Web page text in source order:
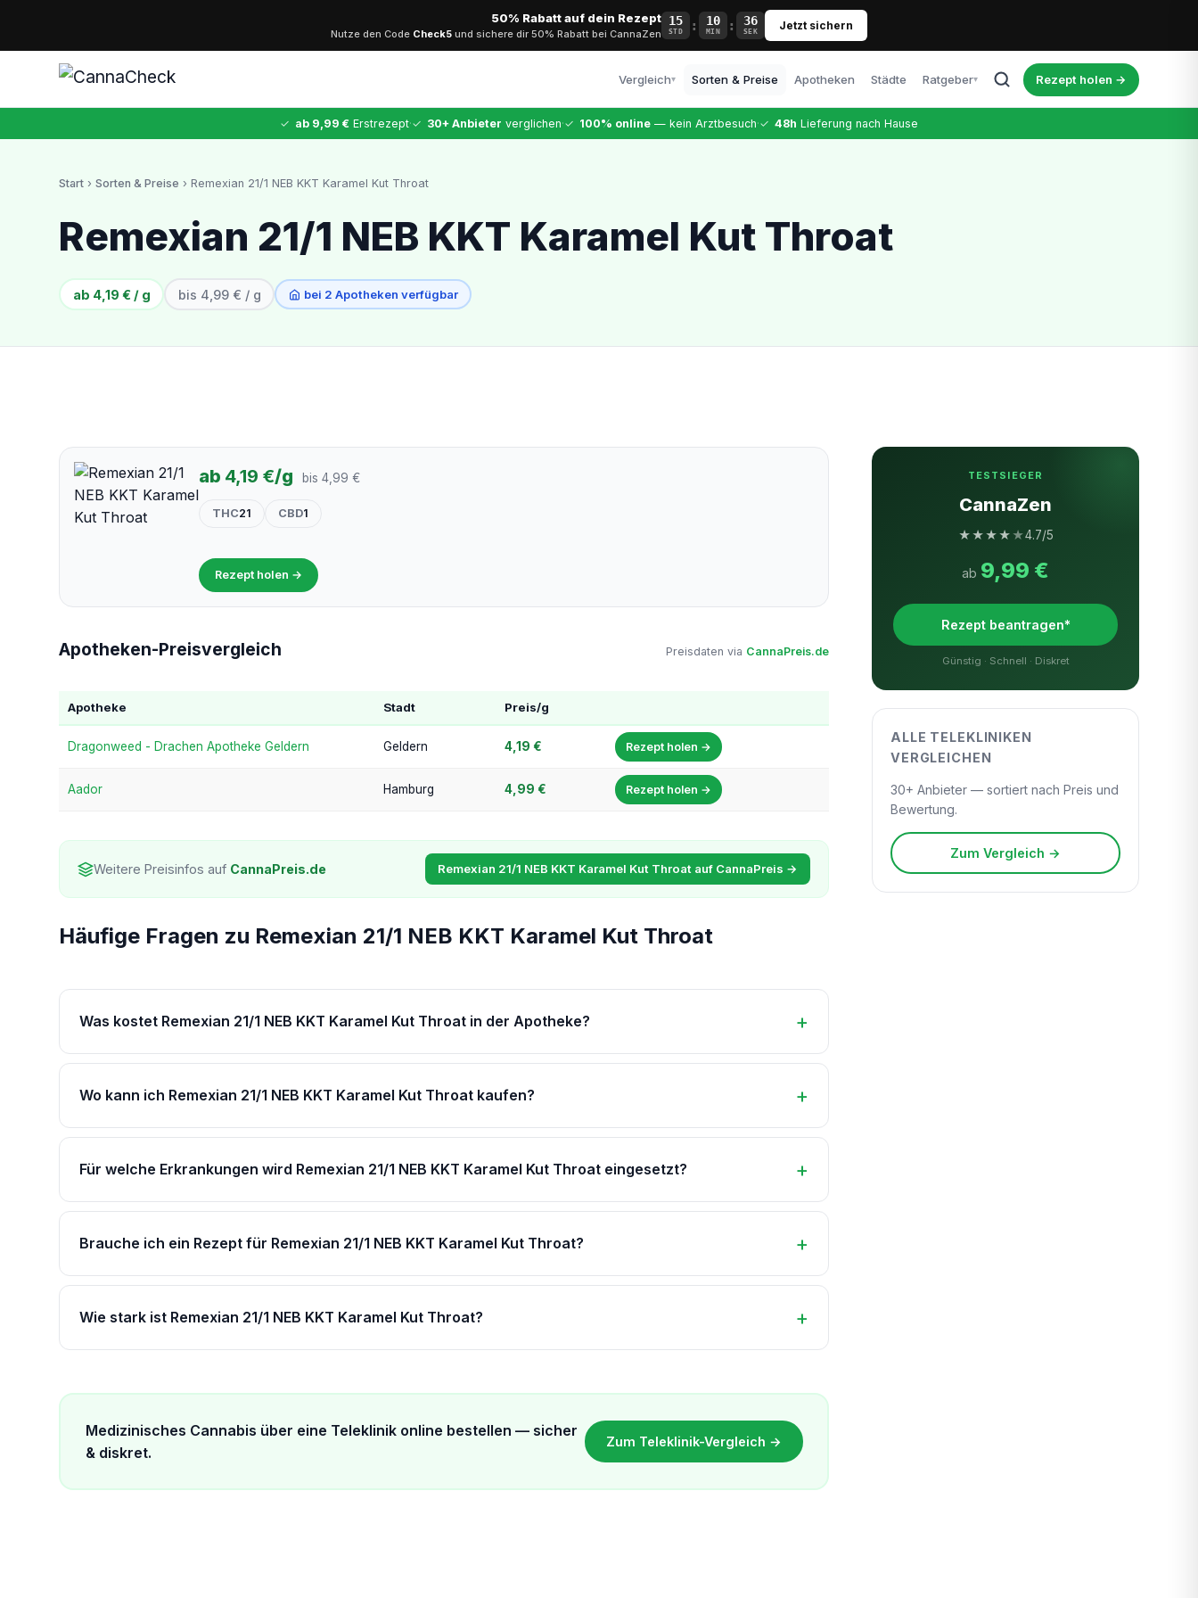
50% Rabatt auf dein Rezept
Nutze den Code Check5 und sichere dir 50% Rabatt bei CannaZen
15
STD : 10
MIN : 35
SEK Jetzt sichern
Vergleich▾
Vollständiger Vergleich
Dr. Ansay
Top-Arztqualität
Sorten & Preise Apotheken Städte Ratgeber▾ Rezept holen →
✓ ab 9,99 € Erstrezept·✓ 30+ Anbieter verglichen·✓ 100% online — kein Arztbesuch·✓ 48h Lieferung nach Hause
✕
CannaZen
Start › Sorten & Preise › Remexian 21/1 NEB KKT Karamel Kut Throat
Remexian 21/1 NEB KKT Karamel Kut Throat
ab 4,19 € / g bis 4,99 € / g bei 2 Apotheken verfügbar
ab 4,19 €/g bis 4,99 €
THC21 CBD1
Rezept holen →
Apotheken-Preisvergleich Preisdaten via CannaPreis.de
Apotheke Stadt Preis/g
Dragonweed - Drachen Apotheke Geldern Geldern 4,19 € Rezept holen →
Aador Hamburg 4,99 € Rezept holen →
Weitere Preisinfos auf CannaPreis.de Remexian 21/1 NEB KKT Karamel Kut Throat auf CannaPreis →
Häufige Fragen zu Remexian 21/1 NEB KKT Karamel Kut Throat
Was kostet Remexian 21/1 NEB KKT Karamel Kut Throat in der Apotheke?
Wo kann ich Remexian 21/1 NEB KKT Karamel Kut Throat kaufen?
Für welche Erkrankungen wird Remexian 21/1 NEB KKT Karamel Kut Throat eingesetzt?
Brauche ich ein Rezept für Remexian 21/1 NEB KKT Karamel Kut Throat?
Wie stark ist Remexian 21/1 NEB KKT Karamel Kut Throat?
Medizinisches Cannabis über eine Teleklinik online bestellen — sicher
& diskret.
Zum Teleklinik-Vergleich →
TESTSIEGER
CannaZen
★★★★ ★4.7/5
ab 9,99 €
Rezept beantragen*
Günstig · Schnell · Diskret
ALLE TELEKLINIKEN
VERGLEICHEN
30+ Anbieter — sortiert nach Preis und
Bewertung.
Zum Vergleich →